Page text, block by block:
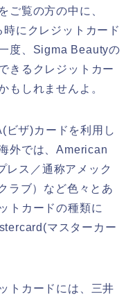
ご覧の方の中に、
にクレジットカード
度、Sigma Beautyの
きるクレジットカー
もしれませんよ。
ビザ)カードを利用し
外では、American
レス／通称アメック
ラブ）など色々とあ
トカードの種類に
マスターカー
トカードには、三井